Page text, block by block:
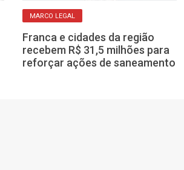
MARCO LEGAL
Franca e cidades da região
recebem R$ 31,5 milhões para
reforçar ações de saneamento